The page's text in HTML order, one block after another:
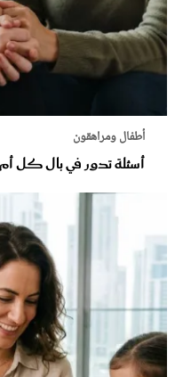
أطفال ومراهقون
أسئلة تدور في بال كل